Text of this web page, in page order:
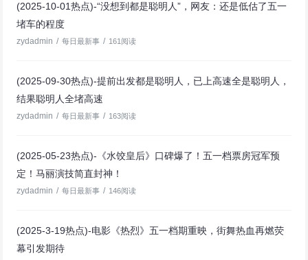
(2025-10-01热点)-“没想到都是聪明人”，网友：还是低估了五一
堵车的程度
zydadmin / 每日最新事 / 161阅读
(2025-09-30热点)-提前出发都是聪明人，已上高速全是聪明人，
结果聪明人全堵高速
zydadmin / 每日最新事 / 163阅读
(2025-05-23热点)-《水饺皇后》口碑爆了！五一档票房冠军预
定！马丽演技简直封神！
zydadmin / 每日最新事 / 146阅读
(2025-3-19热点)-电影《热烈》五一档期重映，街舞热血再燃荧
幕引发期待